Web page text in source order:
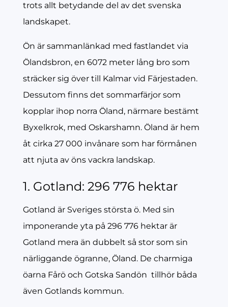
trots allt betydande del av det svenska
landskapet.
Ön är sammanlänkad med fastlandet via
Ölandsbron, en 6072 meter lång bro som
sträcker sig över till Kalmar vid Färjestaden.
Dessutom finns det sommarfärjor som
kopplar ihop norra Öland, närmare bestämt
Byxelkrok, med Oskarshamn. Öland är hem
åt cirka 27 000 invånare som har förmånen
att njuta av öns vackra landskap.
1. Gotland: 296 776 hektar
Gotland är Sveriges största ö. Med sin
imponerande yta på 296 776 hektar är
Gotland mera än dubbelt så stor som sin
närliggande ögranne, Öland. De charmiga
öarna Fårö och Gotska Sandön tillhör båda
även Gotlands kommun.